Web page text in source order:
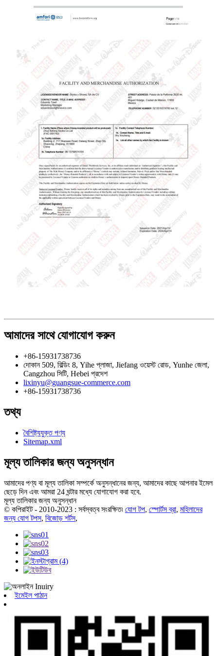
আমাদের সাথে যোগাযোগ করুন
+86-15931738736
দোকান 509, বিল্ডিং 8, Yihe প্লাজা, Jiefang ওয়েস্ট রোড, Yunhe জেলা,
Cangzhou সিটি, Hebei প্রদেশ
lixinyu@guangsue-commerce.com
+86-15931738736
তথ্য
বৈশিষ্ট্যযুক্ত পণ্য
Sitemap.xml
মূল্য তালিকার জন্য অনুসন্ধান
আমাদের পণ্য বা মূল্য তালিকা সম্পর্কে অনুসন্ধানের জন্য, আমাদের কাছে আপনার ইমেল
ছেড়ে দিন এবং আমরা 24 ঘন্টার মধ্যে যোগাযোগ করা হবে.
মূল্য তালিকার জন্য অনুসন্ধান
© কপিরাইট - 2010-2023 : সর্বস্বত্ব সংরক্ষিত৷ যোগ টপ, স্পোর্টস ব্রা, মহিলাদের
জন্য যোগ টপস, বিজোড় শর্টস,
ইমেইল পাঠান